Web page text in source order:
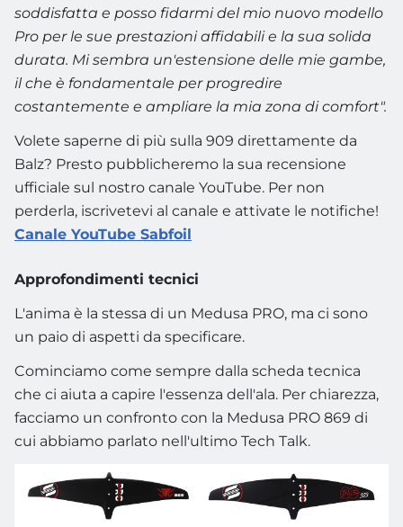
soddisfatta e posso fidarmi del mio nuovo modello
Pro per le sue prestazioni affidabili e la sua solida
durata. Mi sembra un'estensione delle mie gambe,
il che è fondamentale per progredire
costantemente e ampliare la mia zona di comfort".
Volete saperne di più sulla 909 direttamente da
Balz? Presto pubblicheremo la sua recensione
ufficiale sul nostro canale YouTube. Per non
perderla, iscrivetevi al canale e attivate le notifiche!
Canale YouTube Sabfoil
Approfondimenti tecnici
L'anima è la stessa di un Medusa PRO, ma ci sono
un paio di aspetti da specificare.
Cominciamo come sempre dalla scheda tecnica
che ci aiuta a capire l'essenza dell'ala. Per chiarezza,
facciamo un confronto con la Medusa PRO 869 di
cui abbiamo parlato nell'ultimo Tech Talk.